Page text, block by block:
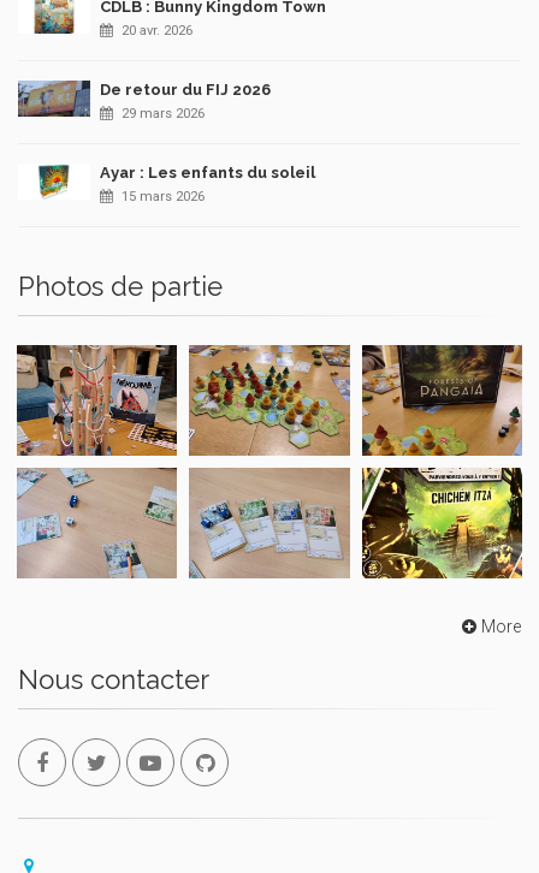
CDLB : Bunny Kingdom Town
20 avr. 2026
De retour du FIJ 2026
29 mars 2026
Ayar : Les enfants du soleil
15 mars 2026
Photos de partie
More
Nous contacter